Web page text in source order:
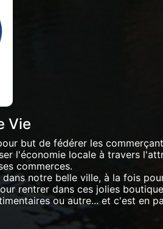
Vie
but de fédérer les
l'économie locale à travers
commerces.
notre belle ville, à la fois
rentrer dans ces jolies
ou autre... et c'est en